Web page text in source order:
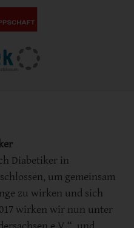
Diabetiker in
um gemeinsam
zu wirken und sich
wirken wir nun unter